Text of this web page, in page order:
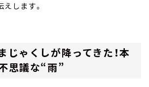
えします。
じゃくしが降ってきた！本
思議な“雨”